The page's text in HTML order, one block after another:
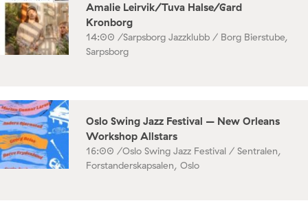
Amalie Leirvik/Tuva Halse/Gard
Kronborg
14:00 /Sarpsborg Jazzklubb / Borg Bierstube,
Sarpsborg
Oslo Swing Jazz Festival – New Orleans
Workshop Allstars
16:00 /Oslo Swing Jazz Festival / Sentralen,
Forstanderskapsalen, Oslo